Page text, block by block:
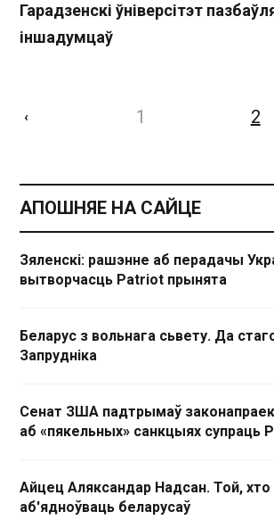
Гарадзенскі ўніверсітэт
іншадумцаў
‹ 1 2
АПОШНЯЕ НА САЙЦЕ
Зяленскі: рашэнне аб перадачы
вытворчасць Patriot прынята
Беларус з вольнага сьвету. Да
Запрудніка
Сенат ЗША падтрымаў
аб «пякельных» санкцыях супраць
Айцец Аляксандар Надсан. Той, хто
аб'ядноўваць беларусаў